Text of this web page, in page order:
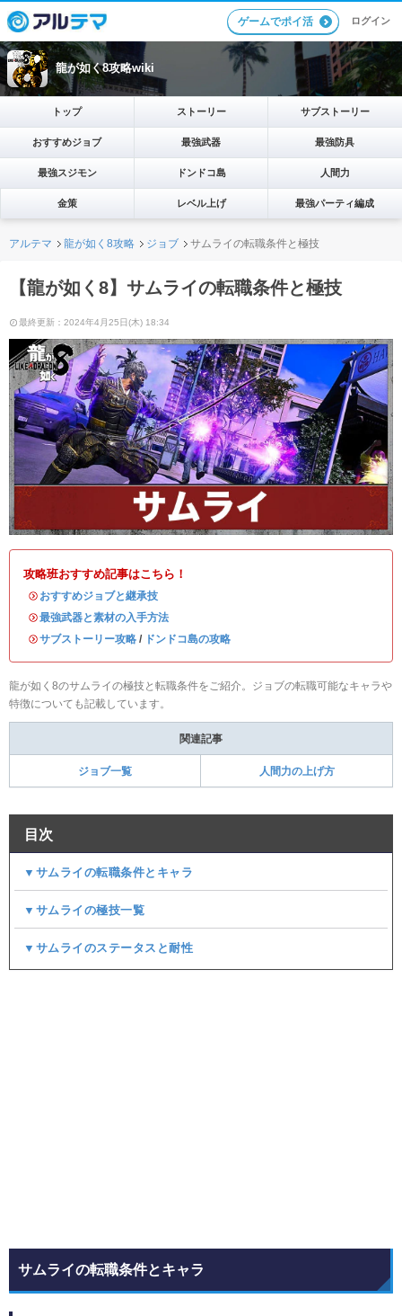
ゲームでポイ活 ログイン
龍が如く8攻略wiki
トップ ストーリー サブストーリー
おすすめジョブ 最強武器 最強防具
最強スジモン ドンドコ島 人間力
金策 レベル上げ 最強パーティ編成
アルテマ 龍が如く8攻略 ジョブ サムライの転職条件と極技
【龍が如く8】サムライの転職条件と極技
最終更新：2024年4月25日(木) 18:34
攻略班おすすめ記事はこちら！
・ おすすめジョブと継承技
・最強武器と素材の入手方法
・サブストーリー攻略 / ドンドコ島の攻略
龍が如く8のサムライの極技と転職条件をご紹介。ジョブの転職可能なキャラや
特徴についても記載しています。
関連記事
ジョブ一覧 人間力の上げ方
目次
▼サムライの転職条件とキャラ
▼サムライの極技一覧
▼サムライのステータスと耐性
サムライの転職条件とキャラ